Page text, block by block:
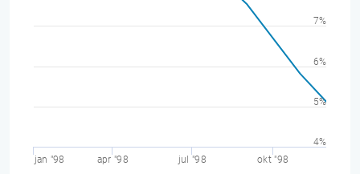
jan "98 apr "98 jul "98 okt "98
4%
5%
6%
7%